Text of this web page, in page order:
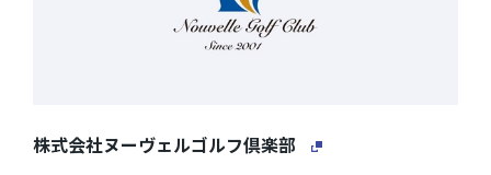
株式会社ヌーヴェルゴルフ倶楽部